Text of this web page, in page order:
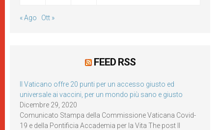
« Ago Ott »
FEED RSS
Il Vaticano offre 20 punti per un accesso giusto ed
universale ai vaccini, per un mondo più sano e giusto
Dicembre 29, 2020
Comunicato Stampa della Commissione Vaticana Covid-
19 e della Pontificia Accademia per la Vita The post Il